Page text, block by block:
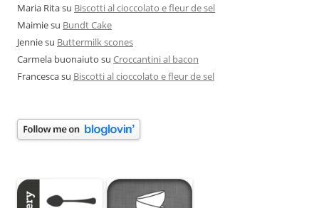
Maria Ritasu Biscotti al cioccolato e fleur de sel
Maimiesu Bundt Cake
Jenniesu Buttermilk scones
Carmela buonaiuto su Croccantini al bacon
Francescasu Biscotti al cioccolato e fleur de sel